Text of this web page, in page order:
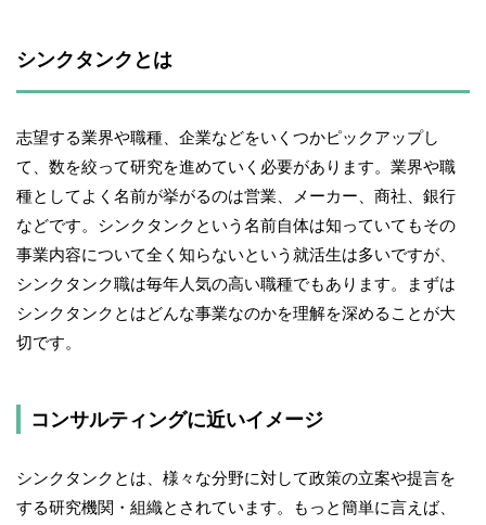
シンクタンクとは
志望する業界や職種、企業などをいくつかピックアップし
て、数を絞って研究を進めていく必要があります。業界や職
種としてよく名前が挙がるのは営業、メーカー、商社、銀行
などです。シンクタンクという名前自体は知っていてもその
事業内容について全く知らないという就活生は多いですが、
シンクタンク職は毎年人気の高い職種でもあります。まずは
シンクタンクとはどんな事業なのかを理解を深めることが大
切です。
コンサルティングに近いイメージ
シンクタンクとは、様々な分野に対して政策の立案や提言を
する研究機関・組織とされています。もっと簡単に言えば、